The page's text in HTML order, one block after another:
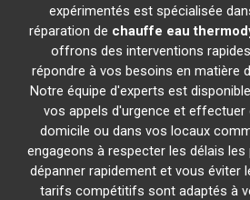
expérimentés est spécialisée
réparation de chauffe eau
offrons des interventions
répondre à vos besoins en matière
Notre équipe d'experts est
vos appels d'urgence et effectuer
domicile ou dans vos locaux
engageons à respecter les délais
dépanner rapidement et vous éviter
tarifs compétitifs sont adaptés à